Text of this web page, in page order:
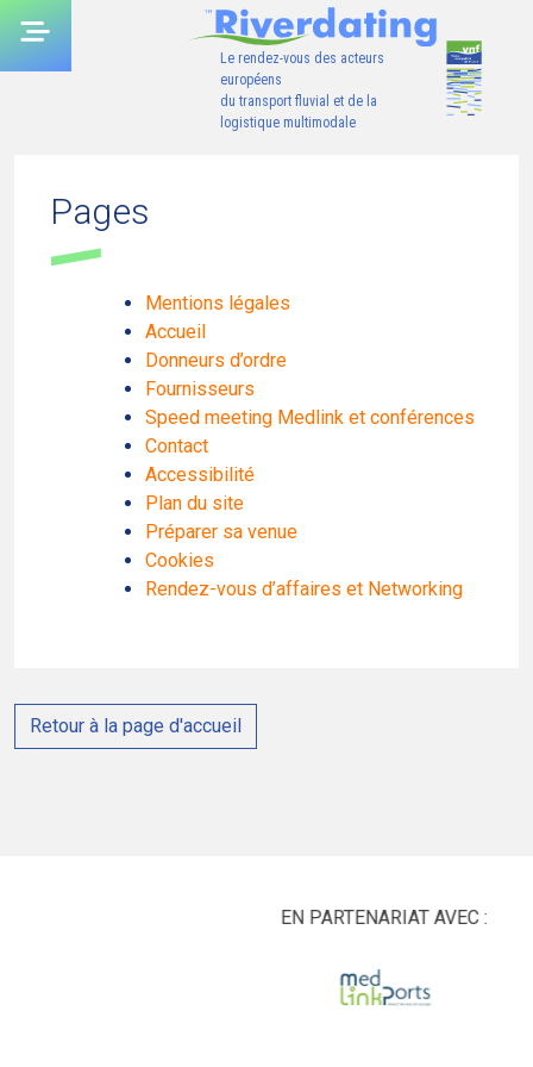
content
Le rendez-vous des acteurs
européens
du transport fluvial et de la
logistique multimodale
Pages
Mentions légales
Accueil
Donneurs d’ordre
Fournisseurs
Speed meeting Medlink et conférences
Contact
Accessibilité
Plan du site
Préparer sa venue
Cookies
Rendez-vous d’affaires et Networking
Retour à la page d'accueil
EN PARTENARIAT AVEC :